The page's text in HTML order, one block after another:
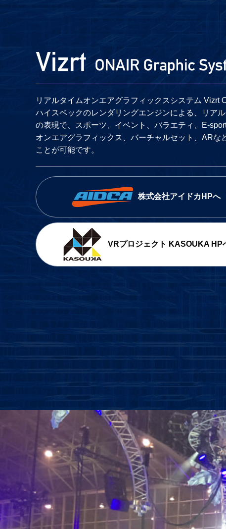
リアルタイムオンエアグラフィックスシステム Vizrt
ハイスペックのレンダリングエンジンによる、リア
の表現で、スポーツ、イベント、バラエティ、E-
オンエアグラフィックス、バーチャルセット、ARな
ことが可能です。
株式会社アイドカHPへ
VRプロジェクト KASOUKA HP